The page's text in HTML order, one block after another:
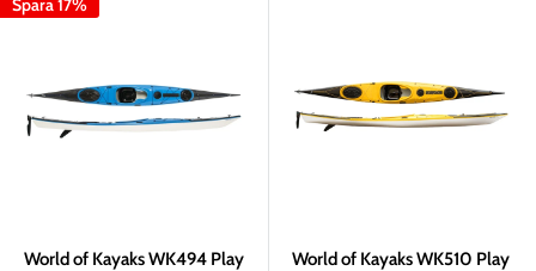
Spara 17%
World of Kayaks WK494 Play
World of Kayaks WK510 Play